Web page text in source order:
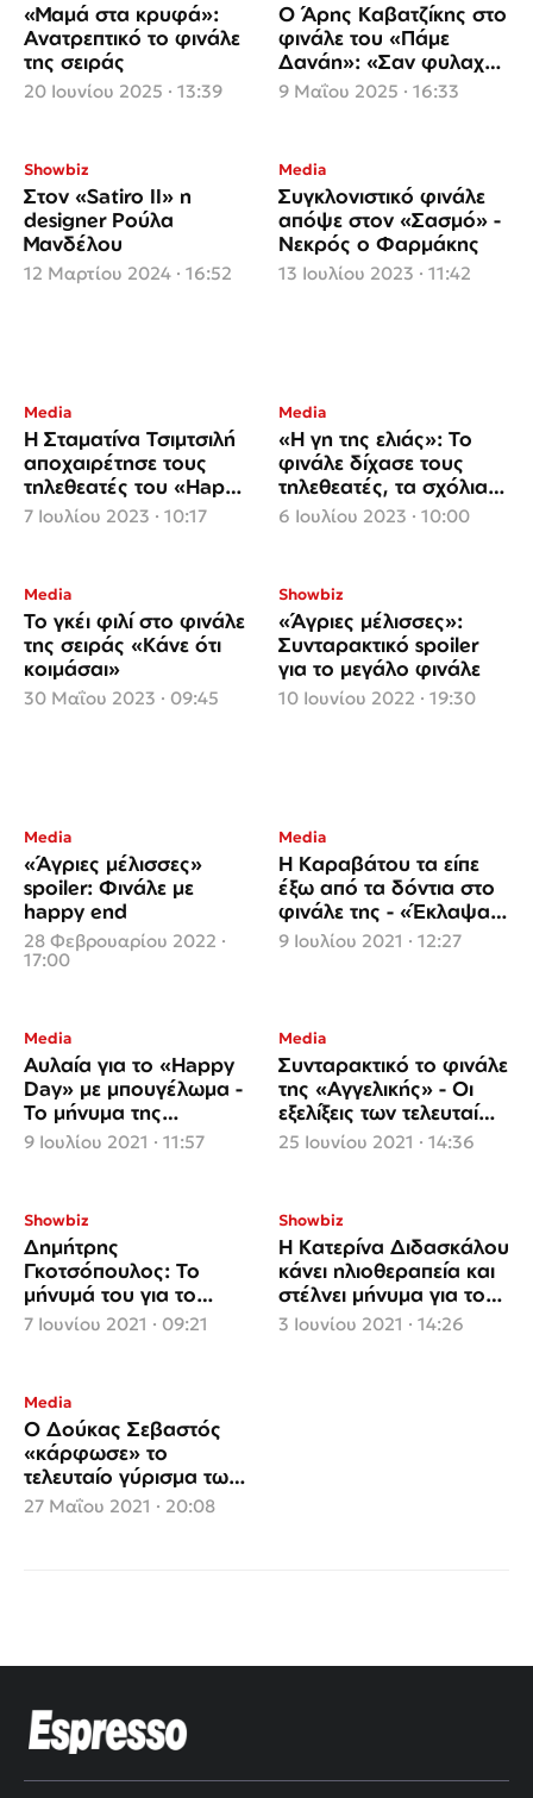
«Μαμά στα κρυφά»:
Ανατρεπτικό το φινάλε
της σειράς
20 Ιουνίου 2025 · 13:39
Ο Άρης Καβατζίκης στο
φινάλε του «Πάμε
Δανάη»: «Σαν φυλαχτό
κρατώ τη συνεργασία
9 Μαΐου 2025 · 16:33
Showbiz
Στον «Satiro II» η
designer Ρούλα
Μανδέλου
12 Μαρτίου 2024 · 16:52
Media
Συγκλονιστικό φινάλε
απόψε στον «Σασμό» -
Νεκρός ο Φαρμάκης
13 Ιουλίου 2023 · 11:42
Media
Η Σταματίνα Τσιμτσιλή
αποχαιρέτησε τους
τηλεθεατές του «Happy
Day» με ένα πάρτι
7 Ιουλίου 2023 · 10:17
Media
«Η γη της ελιάς»: Το
φινάλε δίχασε τους
τηλεθεατές, τα σχόλια
στο twitter και η
6 Ιουλίου 2023 · 10:00
Media
Το γκέι φιλί στο φινάλε
της σειράς «Κάνε ότι
κοιμάσαι»
30 Μαΐου 2023 · 09:45
Showbiz
«Άγριες μέλισσες»:
Συνταρακτικό spoiler
για το μεγάλο φινάλε
10 Ιουνίου 2022 · 19:30
Media
«Άγριες μέλισσες»
spoiler: Φινάλε με
happy end
28 Φεβρουαρίου 2022 ·
17:00
Media
Η Καραβάτου τα είπε
έξω από τα δόντια στο
φινάλε της - «Έκλαψα,
πέρασα τόσο άσχημα
9 Ιουλίου 2021 · 12:27
Media
Αυλαία για το «Happy
Day» με μπουγέλωμα -
Το μήνυμα της
Τσιμτσιλή (video)
9 Ιουλίου 2021 · 11:57
Media
Συνταρακτικό το φινάλε
της «Αγγελικής» - Οι
εξελίξεις των τελευταίων
επεισοδίων
25 Ιουνίου 2021 · 14:36
Showbiz
Δημήτρης
Γκοτσόπουλος: Το
μήνυμά του για το
φινάλε της σειράς
7 Ιουνίου 2021 · 09:21
Showbiz
Η Κατερίνα Διδασκάλου
κάνει ηλιοθεραπεία και
στέλνει μήνυμα για το
φινάλε των «Άγριων
3 Ιουνίου 2021 · 14:26
Media
Ο Δούκας Σεβαστός
«κάρφωσε» το
τελευταίο γύρισμα των
«Άγριων μελισσών»
27 Μαΐου 2021 · 20:08